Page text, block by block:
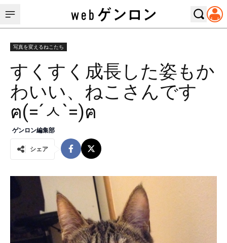
写真を変えるねこたち
すくすく成長した姿もか
わいい、ねこさんです
ฅ(=´ㅅ`=)ฅ
ゲンロン編集部
シェア